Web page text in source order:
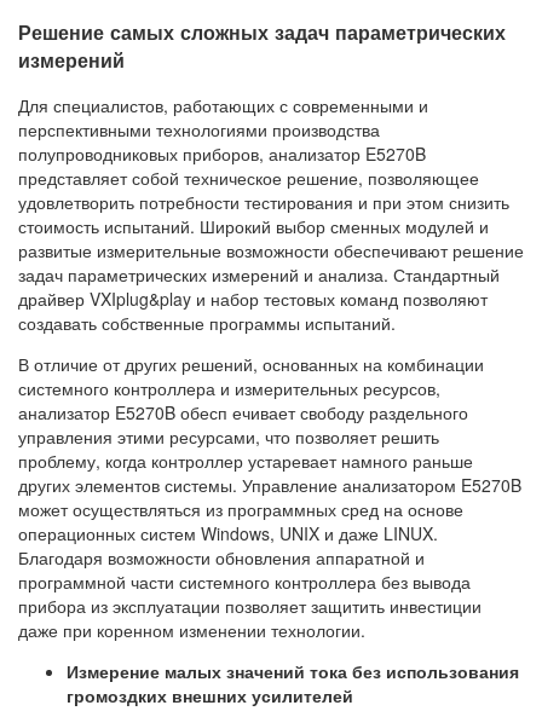
Решение самых сложных задач параметрических
измерений
Для специалистов, работающих с современными и
перспективными технологиями производства
полупроводниковых приборов, анализатор E5270B
представляет собой техническое решение, позволяющее
удовлетворить потребности тестирования и при этом снизить
стоимость испытаний. Широкий выбор сменных модулей и
развитые измерительные возможности обеспечивают решение
задач параметрических измерений и анализа. Стандартный
драйвер VXIplug&play и набор тестовых команд позволяют
создавать собственные программы испытаний.
В отличие от других решений, основанных на комбинации
системного контроллера и измерительных ресурсов,
анализатор E5270B обесп ечивает свободу раздельного
управления этими ресурсами, что позволяет решить
проблему, когда контроллер устаревает намного раньше
других элементов системы. Управление анализатором E5270B
может осуществляться из программных сред на основе
операционных систем Windows, UNIX и даже LINUX.
Благодаря возможности обновления аппаратной и
программной части системного контроллера без вывода
прибора из эксплуатации позволяет защитить инвестиции
даже при коренном изменении технологии.
Измерение малых значений тока без использования
громоздких внешних усилителей